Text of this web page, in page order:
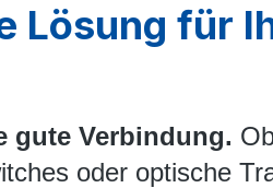
Lösung für
gute Verbindung.
oder optische